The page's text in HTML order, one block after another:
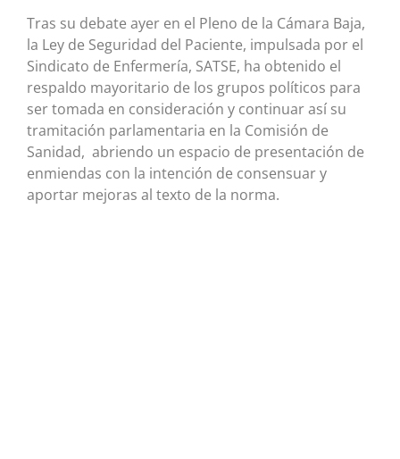
Tras su debate ayer en el Pleno de la Cámara Baja,
la Ley de Seguridad del Paciente, impulsada por el
Sindicato de Enfermería, SATSE, ha obtenido el
respaldo mayoritario de los grupos políticos para
ser tomada en consideración y continuar así su
tramitación parlamentaria en la Comisión de
Sanidad, abriendo un espacio de presentación de
enmiendas con la intención de consensuar y
aportar mejoras al texto de la norma.